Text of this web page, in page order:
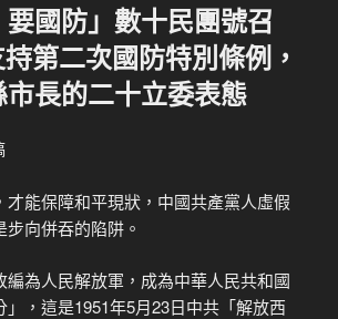
要國防」數十民團號召
第二次國防特別條例，
長的二十立委表態
才能保障和平現狀，中國共產黨人虛假
向併吞的陷阱。
編為人民解放軍，成為中華人民共和國
」，這是1951年5月23日中共「解放西